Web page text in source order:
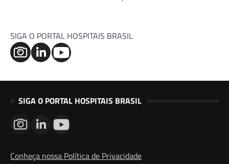
SIGA O PORTAL HOSPITAIS BRASIL
SIGA O PORTAL HOSPITAIS BRASIL
Conheça nossa Política de Privacidade